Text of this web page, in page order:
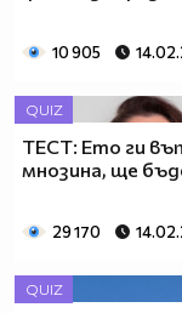
10 905
QUIZ
ТЕСТ: Ето ги
мнозина, ще
29 170
QUIZ